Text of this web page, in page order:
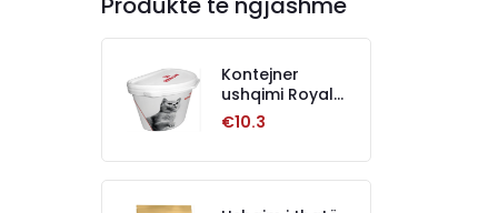
Kontejner
ushqimi Royal
Canin, 2 kg,
Plastikë, Bardhë
€10.3